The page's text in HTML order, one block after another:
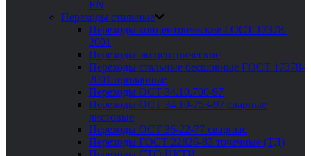
EN
Переходы стальные
Переходы концентрические ГОСТ 17378-
2001
Переходы эксцентрические
Переходы стальные бесшовные ГОСТ 17378-
2001 приварные
Переходы ОСТ 34.10.700-97
Переходы ОСТ 34.10-753-97 сварные
листовые
Переходы ОСТ 36-22-77 сварные
Переходы ГОСТ 22826-83 точечные (ТД)